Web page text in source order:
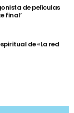
de películas
final’
de «La red